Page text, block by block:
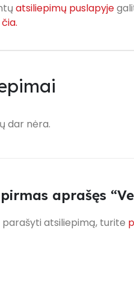
atsiliepimų puslapyje
dar nėra.
aprašęs
parašyti atsiliepimą, turite